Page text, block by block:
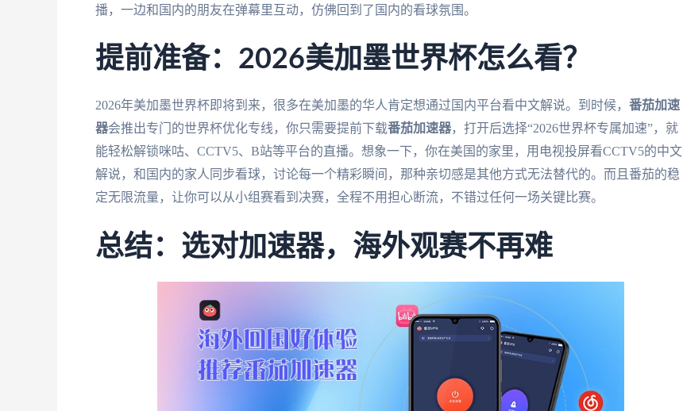
播，一边和国内的朋友在弹幕里互动，仿佛回到了国内的看球氛围。
提前准备：2026美加墨世界杯怎么看？
2026年美加墨世界杯即将到来，很多在美加墨的华人肯定想通过国内平台看中文解说。到时候， 番茄加速
器会推出专门的世界杯优化专线，你只需要提前下载番茄加速器，打开后选择“2026世界杯专属加速”，就
能轻松解锁咪咕、CCTV5、B站等平台的直播。想象一下，你在美国的家里，用电视投屏看CCTV5的中文
解说，和国内的家人同步看球，讨论每一个精彩瞬间，那种亲切感是其他方式无法替代的。而且番茄的稳
定无限流量，让你可以从小组赛看到决赛，全程不用担心断流，不错过任何一场关键比赛。
总结：选对加速器，海外观赛不再难